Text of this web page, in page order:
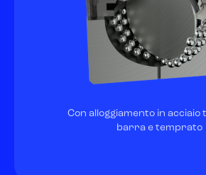
Con alloggiamento in
barra e temprato